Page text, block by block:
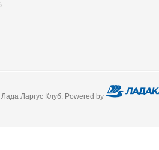
Ларгус Клуб. Powered by